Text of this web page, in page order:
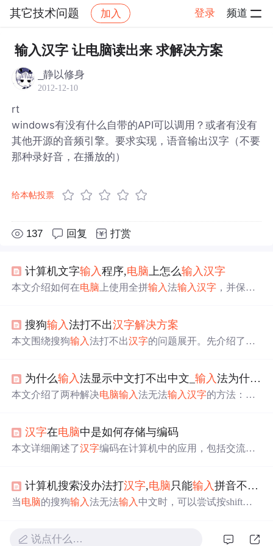
其它技术问题 加入 登录 频道
社区 其它技术问题 帖子详情
输入汉字 让电脑读出来 求解决方案
_静以修身
2012-12-10
rt
windows有没有什么自带的API可以调用？或者有没有
其他开源的音频引擎。要求实现，语音输出汉字（不要
那种录好音，在播放的）
给本帖投票
137 回复 打赏
计算机文字输入程序,电脑 上怎么输入汉字
本文介绍如何在电脑 上使用全拼输入法输入汉字 ，并保存
搜狗输入法打不出汉字解决方案
本文围绕搜狗输入法打不出汉字的问题展开。先介绍了问
初始化等，同时强调安全防护和社区求助的重要性。
为什么输入法显示中文打不出中文_输入法为什么打不出
本文介绍了两种解决电脑输入法无法输入汉字的方法：一
汉字在电脑中是如何存储与编码
本文详细阐述了汉字编码在计算机中的应用，包括交流
计算机搜索没办法打汉字,电脑只能输入拼音不能
当电脑的搜狗输入法无法输入中文时，可以尝试按shift键
消失，可以通过控制面板的区域和语言设置恢复，确保ctf
说点什么…